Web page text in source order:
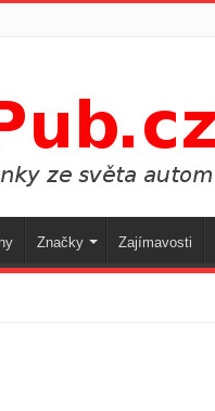
Značky Zajímavosti